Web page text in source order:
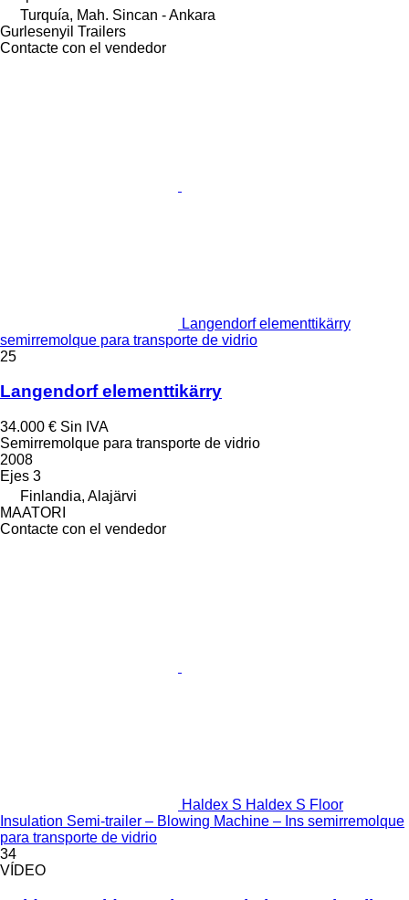
Turquía, Mah. Sincan - Ankara
Gurlesenyil Trailers
Contacte con el vendedor
Langendorf elementtikärry
semirremolque para transporte de vidrio
25
Langendorf elementtikärry
34.000 € Sin IVA
Semirremolque para transporte de vidrio
2008
Ejes 3
Finlandia, Alajärvi
MAATORI
Contacte con el vendedor
Haldex S Haldex S Floor
Insulation Semi-trailer – Blowing Machine – Ins semirremolque
para transporte de vidrio
34
VÍDEO